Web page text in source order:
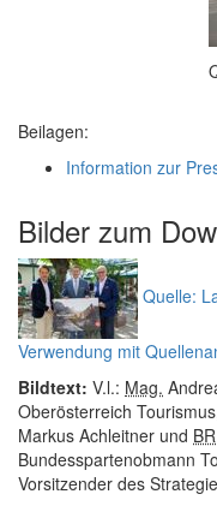
Beilagen:
Information zur
Bilder zum
Quelle:
Verwendung mit
Bildtext: V.l.: Mag.
Oberösterreich
Markus Achleitner und BR
Bundesspartenobmann
Vorsitzender des